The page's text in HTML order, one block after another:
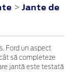
> Jante de
Ford un aspect
să completeze
jantă este testată